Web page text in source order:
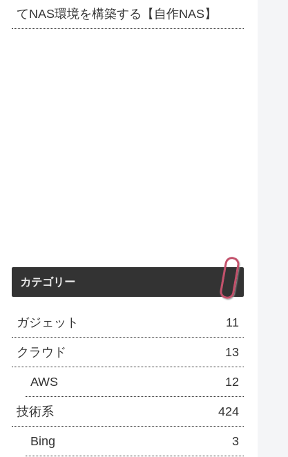
てNAS環境を構築する【自作NAS】
カテゴリー
ガジェット 11
クラウド 13
AWS 12
技術系 424
Bing 3